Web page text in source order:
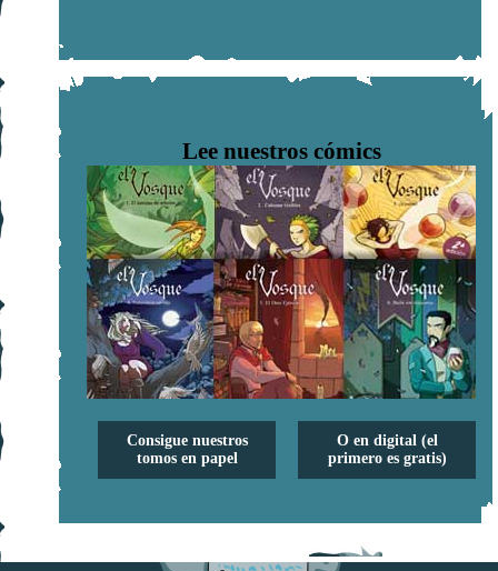
Lee nuestros cómics
Consigue nuestros
tomos en papel
O en digital (el
primero es gratis)